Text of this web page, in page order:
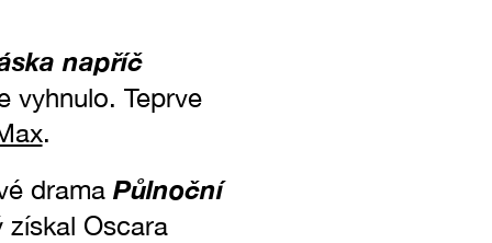
napříč
vyhnulo. Teprve
.
drama Půlnoční
získal Oscara